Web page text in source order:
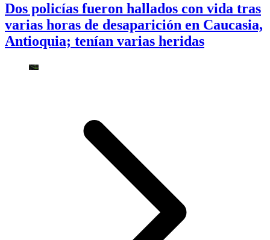
Dos policías fueron hallados con vida tras
varias horas de desaparición en Caucasia,
Antioquia; tenían varias heridas